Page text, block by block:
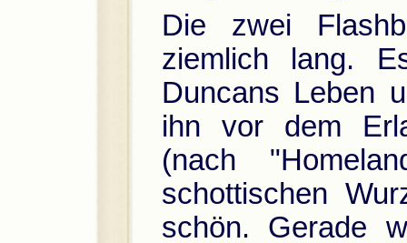
Die zwei
ziemlich lang.
Duncans Leben
ihn vor dem
(nach
schottischen
schön. Gerade